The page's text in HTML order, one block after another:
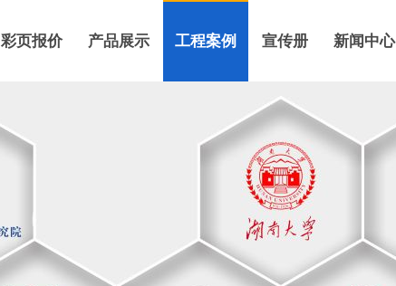
彩页报价 产品展示 工程案例 宣传册 新闻中心